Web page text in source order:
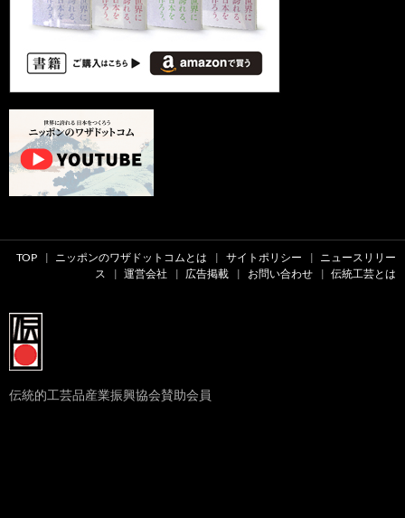
TOP ニッポンのワザドットコムとは サイトポリシー
ニュースリリー
ス
運営会社 広告掲載 お問い合わせ 伝統工芸とは
伝統的工芸品産業振興協会賛助会員